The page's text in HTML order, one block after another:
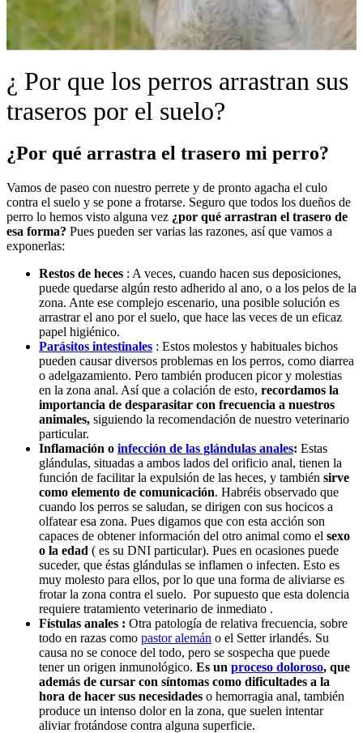
¿ Por que los perros arrastran sus
traseros por el suelo?
¿Por qué arrastra el trasero mi perro?
Vamos de paseo con nuestro perrete y de pronto agacha el culo
contra el suelo y se pone a frotarse. Seguro que todos los dueños de
perro lo hemos visto alguna vez ¿por qué arrastran el trasero de
esa forma? Pues pueden ser varias las razones, así que vamos a
exponerlas:
Restos de heces : A veces, cuando hacen sus deposiciones,
puede quedarse algún resto adherido al ano, o a los pelos de la
zona. Ante ese complejo escenario, una posible solución es
arrastrar el ano por el suelo, que hace las veces de un eficaz
papel higiénico.
Parásitos intestinales : Estos molestos y habituales bichos
pueden causar diversos problemas en los perros, como diarrea
o adelgazamiento. Pero también producen picor y molestias
en la zona anal. Así que a colación de esto, recordamos la
importancia de desparasitar con frecuencia a nuestros
animales, siguiendo la recomendación de nuestro veterinario
particular.
Inflamación o infección de las glándulas anales: Estas
glándulas, situadas a ambos lados del orificio anal, tienen la
función de facilitar la expulsión de las heces, y también sirve
como elemento de comunicación. Habréis observado que
cuando los perros se saludan, se dirigen con sus hocicos a
olfatear esa zona. Pues digamos que con esta acción son
capaces de obtener información del otro animal como el sexo
o la edad ( es su DNI particular). Pues en ocasiones puede
suceder, que éstas glándulas se inflamen o infecten. Esto es
muy molesto para ellos, por lo que una forma de aliviarse es
frotar la zona contra el suelo. Por supuesto que esta dolencia
requiere tratamiento veterinario de inmediato .
Fístulas anales : Otra patología de relativa frecuencia, sobre
todo en razas como pastor alemán o el Setter irlandés. Su
causa no se conoce del todo, pero se sospecha que puede
tener un origen inmunológico. Es un proceso doloroso, que
además de cursar con síntomas como dificultades a la
hora de hacer sus necesidades o hemorragia anal, también
produce un intenso dolor en la zona, que suelen intentar
aliviar frotándose contra alguna superficie.